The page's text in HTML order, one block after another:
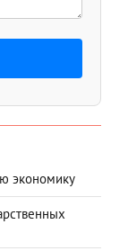
экономику